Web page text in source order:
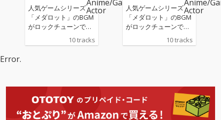
人気ゲームシリーズ
「メダロット」のBGM
がロックチューンで蘇
る！Vol.2では、ゲスト
ボーカル3名を招き、
10 tracks
人気ゲームシリーズ
「メダロット」のBGM
がロックチューンで蘇
る！Vol.1では、ゲスト
ボーカル3名を招き、
10 tracks
Error.